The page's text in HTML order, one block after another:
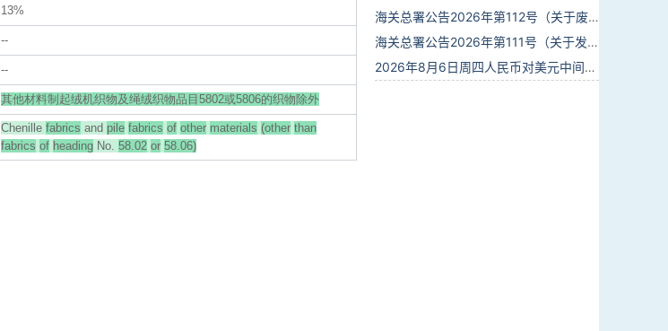
13%
--
--
其他材料制起绒机织物及绳绒织物品目5802或5806的织物除外
Chenille fabrics and pile fabrics of other materials (other than
fabrics of heading No. 58.02 or 58.06)
海关总署公告2026年第112号（关于废止部分卫生检疫类规范性文件的公告）
海关总署公告2026年第111号（关于发布《进出境动植物检疫处理监督管理工作规定》《进出境卫生处理监督管理工作规定》的公告）
2026年8月6日周四人民币对美元中间价报6.7895调贬6个基点